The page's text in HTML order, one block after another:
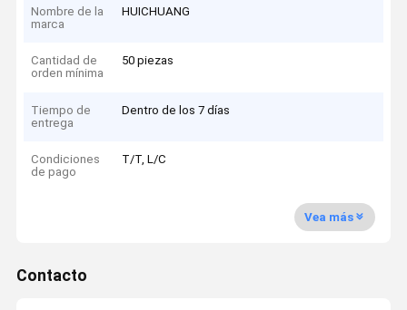
Nombre de la
marca
HUICHUANG
Cantidad de
orden mínima
50 piezas
Tiempo de
entrega
Dentro de los 7 días
Condiciones
de pago
T/T, L/C
Vea más
Contacto